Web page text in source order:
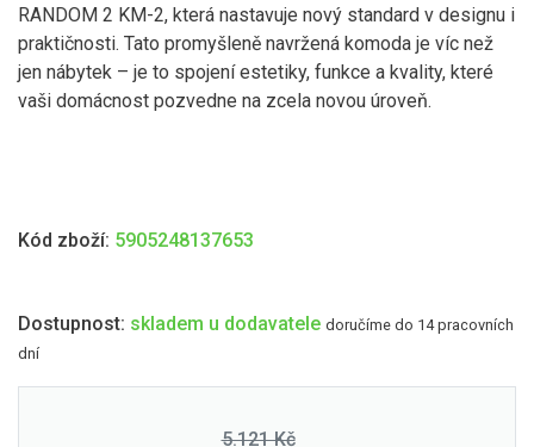
RANDOM 2 KM-2, která nastavuje nový standard v designu i
praktičnosti. Tato promyšleně navržená komoda je víc než
jen nábytek – je to spojení estetiky, funkce a kvality, které
vaši domácnost pozvedne na zcela novou úroveň.
Kód zboží: 5905248137653
Dostupnost: skladem u dodavatele doručíme do 14 pracovních
dní
5.121 Kč